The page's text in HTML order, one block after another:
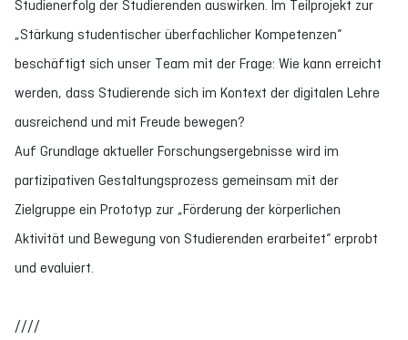
Studienerfolg der Studierenden auswirken. Im Teilprojekt zur
„Stärkung studentischer überfachlicher Kompetenzen“
beschäftigt sich unser Team mit der Frage: Wie kann erreicht
werden, dass Studierende sich im Kontext der digitalen Lehre
ausreichend und mit Freude bewegen?
Auf Grundlage aktueller Forschungsergebnisse wird im
partizipativen Gestaltungsprozess gemeinsam mit der
Zielgruppe ein Prototyp zur „Förderung der körperlichen
Aktivität und Bewegung von Studierenden erarbeitet“ erprobt
und evaluiert.
////